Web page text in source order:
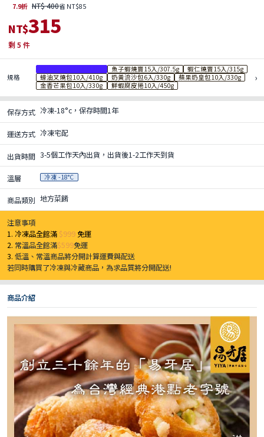
7.9折 NT$ 400省 NT$85
NT$315
剩5 件
規格
魚子蝦燒賣15入/307.5g
蝦仁燒賣15入/315g
蠔油叉燒包10入/410g
奶黃流沙包6入/330g
蘋果奶皇包10入/330g
金香芒果包10入/330g
鮮蝦腐皮捲10入/450g
›
保存方式 冷凍-18°c，保存時間1年
運送方式 冷凍宅配
出貨時間 3-5個工作天內出貨，出貨後1-2工作天到貨
溫層 冷凍 -18°C
商品類別 地方菜餚
注意事項
1. 冷凍品全館滿 $999免運
2. 常溫品全館滿$599免運
3.低溫、常溫商品將分開計算運費與配送
若同時購買了冷凍與冷藏商品，為求品質將分開配送!
商品介紹